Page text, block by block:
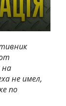
на
не имел,
по